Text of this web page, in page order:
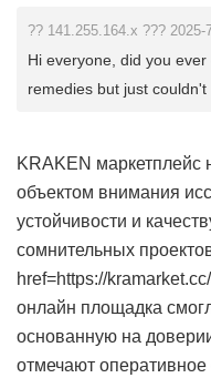
?? 141.255.164.x ??? 2025-
Hi everyone, did you
remedies but just couldn't
KRAKEN маркетплейс
объектом внимания
устойчивости и
сомнительных
href=https://
онлайн площадка
основанную на
отмечают